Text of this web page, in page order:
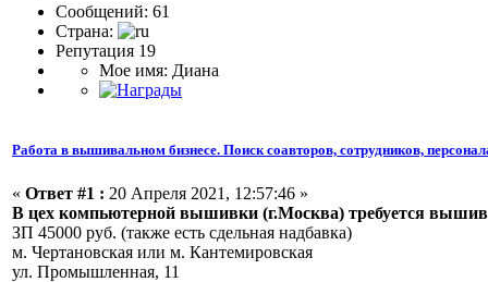
Сообщений: 61
Страна:
Репутация 19
Мое имя: Диана
Работа в вышивальном бизнесе. Поиск соавторов, сотрудников,
« Ответ #1 : 20 Апреля 2021, 12:57:46 »
В цех компьютерной вышивки (г.Москва) требуется
ЗП 45000 руб. (также есть сдельная надбавка)
м. Чертановская или м. Кантемировская
ул. Промышленная, 11